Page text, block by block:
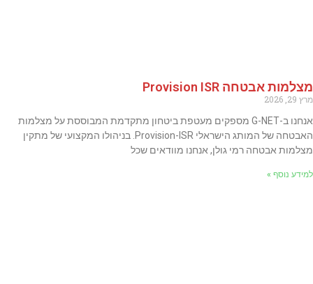
מצלמות אבטחה Provision ISR
מרץ 29, 2026
אנחנו ב-G-NET מספקים מעטפת ביטחון מתקדמת המבוססת על מצלמות
האבטחה של המותג הישראלי Provision-ISR. בניהולו המקצועי של מתקין
מצלמות אבטחה רמי גולן, אנחנו מוודאים שכל
למידע נוסף »